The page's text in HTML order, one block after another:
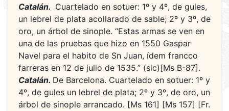
Catalán. ­ Cuartelado en sotuer: 1º y 4º, de gules,
un lebrel de plata acollarado de sable; 2º y 3º, de
oro, un árbol de sinople. “Estas armas se ven en
una de las pruebas que hizo en 1550 Gaspar
Navel para el habito de Sn Juan, ídem francco
farreras en 12 de julio de 1535.” (sic)[Ms B-87].
Catalán. De Barcelona. Cuartelado en sotuer: 1º y
4º, de gules un lebrel de plata; 2º y 3º, de oro, un
árbol de sinople arrancado. [Ms 161] [Ms 157] [Fr.